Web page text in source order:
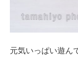
元気いっぱい遊ん